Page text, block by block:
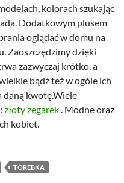
kolorach szukając
Dodatkowym plusem
oglądać w domu na
Zaoszczędzimy dzięki
zazwyczaj krótko, a
bądź też w ogóle ich
daną kwotę.Wiele
złoty zegarek. Modne oraz
kobiet.
TOREBKA